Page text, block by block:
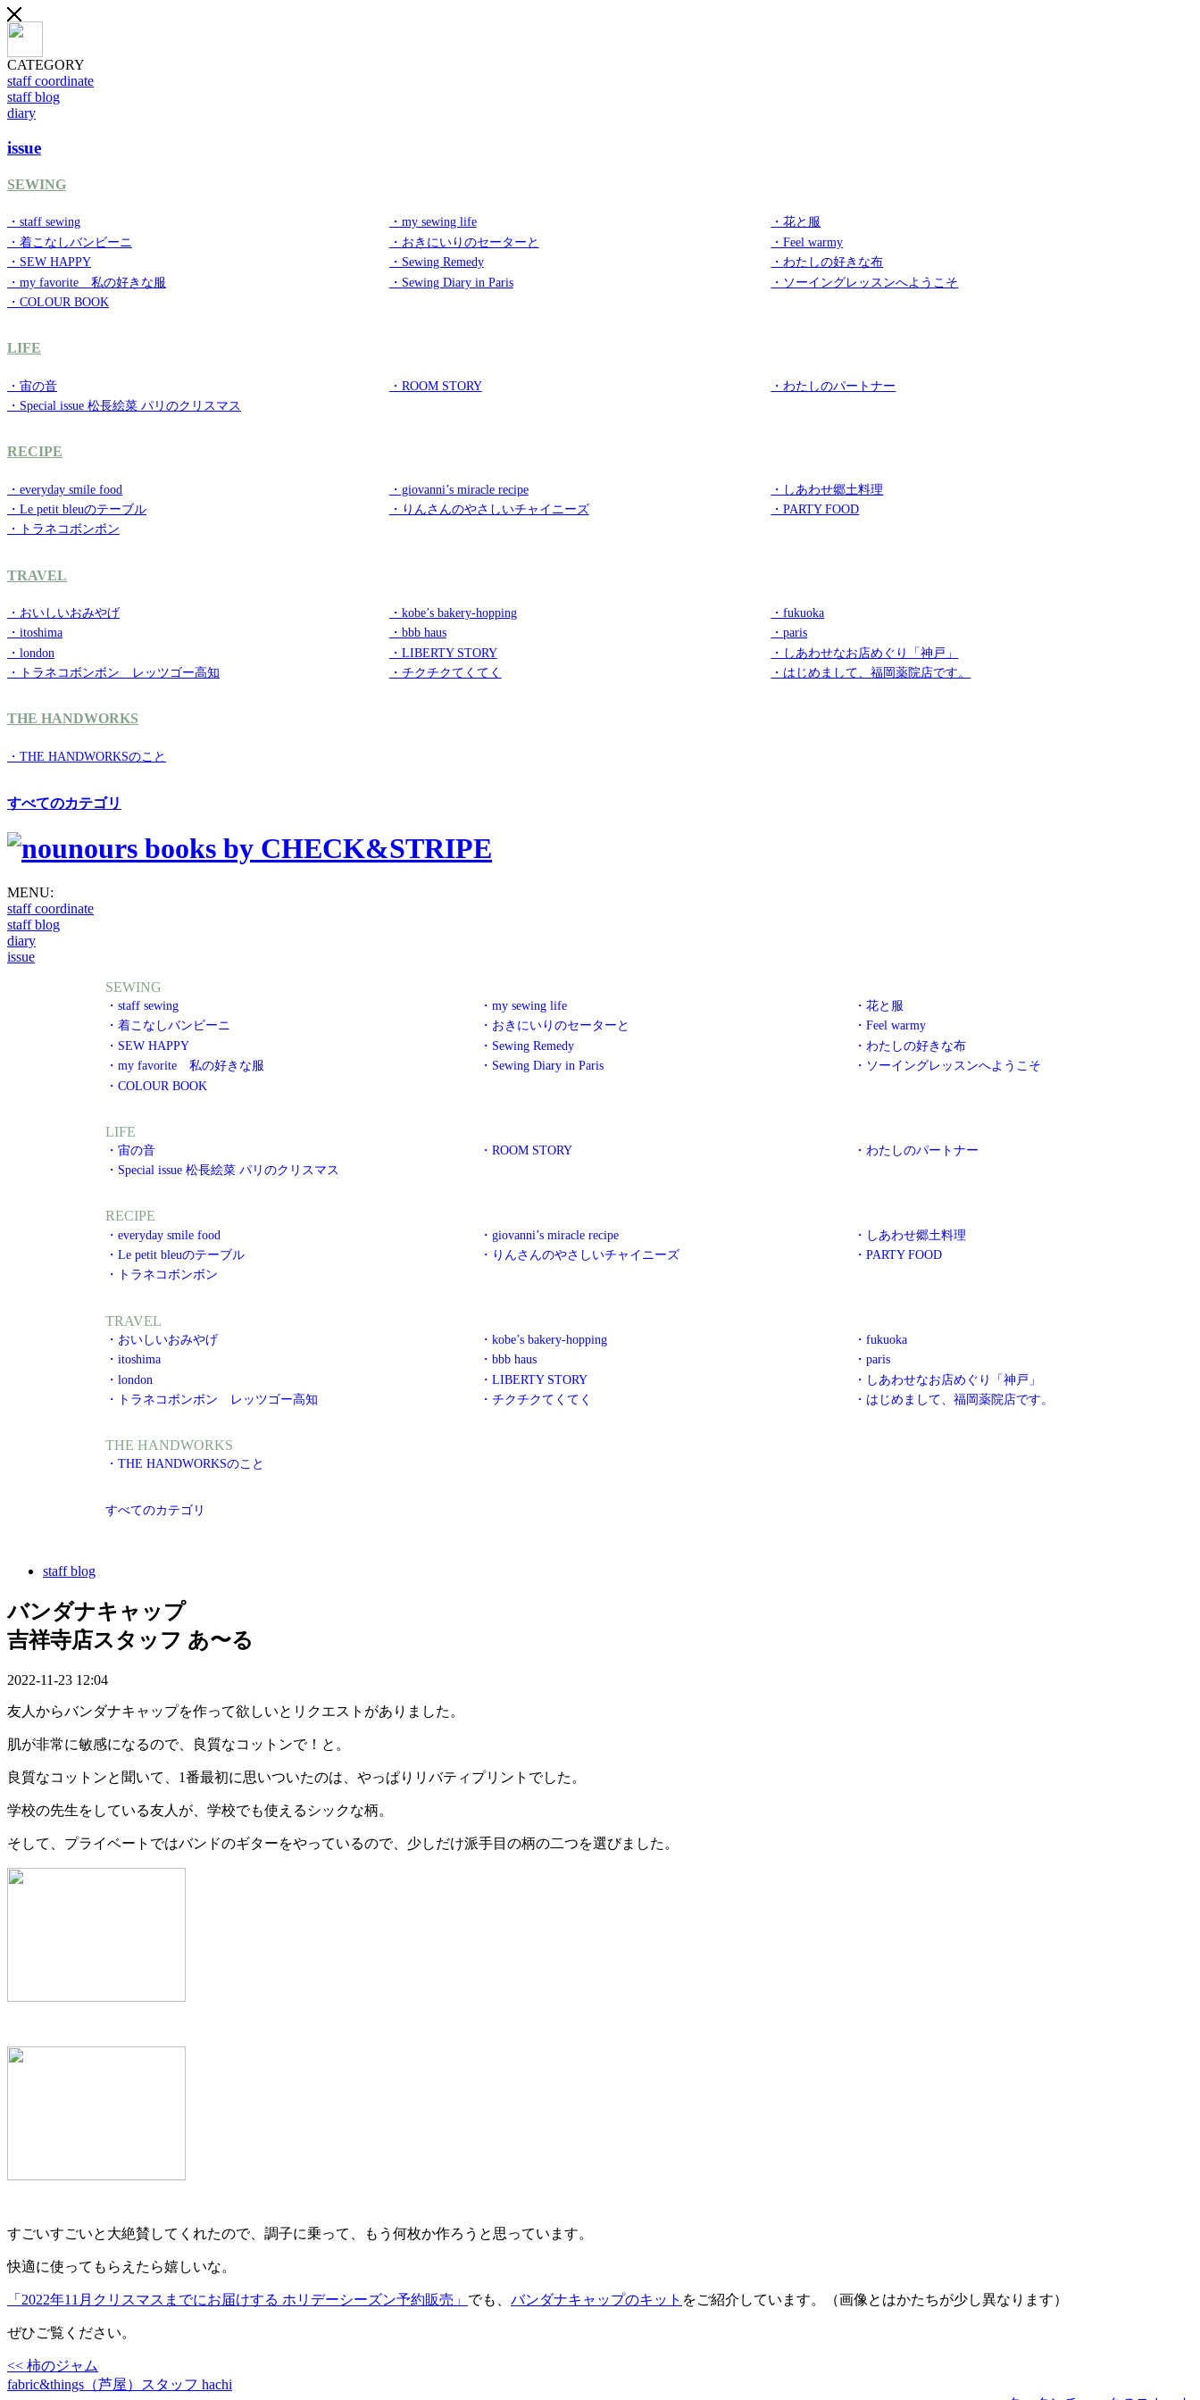
CATEGORY
staff coordinate
staff blog
diary
issue
SEWING
・staff sewing ・my sewing life
・花と服
・着こなしバンビーニ
・おきにいりのセーターと
・Feel warmy
・SEW HAPPY
・Sewing Remedy
・わたしの好きな布
・my favorite 私の好きな服
・Sewing Diary in Paris
・ソーイングレッスンへようこそ
・COLOUR BOOK
LIFE
・宙の音 ・ROOM STORY
・わたしのパートナー
・Special issue 松長絵菜 パリのクリスマス
RECIPE
・everyday smile food ・giovanni’s miracle recipe
・しあわせ郷土料理
・Le petit bleuのテーブル
・りんさんのやさしいチャイニーズ
・PARTY FOOD
・トラネコボンボン
TRAVEL
・おいしいおみやげ ・kobe’s bakery-hopping
・fukuoka
・itoshima
・bbb haus
・paris
・london
・LIBERTY STORY
・しあわせなお店めぐり「神戸」
・トラネコボンボン レッツゴー高知
・チクチクてくてく ・はじめまして、福岡薬院店です。
THE HANDWORKS
・THE HANDWORKSのこと
すべてのカテゴリ
MENU:
staff coordinate
staff blog
diary
issue
SEWING
・staff sewing ・my sewing life
・花と服
・着こなしバンビーニ
・おきにいりのセーターと
・Feel warmy
・SEW HAPPY
・Sewing Remedy
・わたしの好きな布
・my favorite 私の好きな服
・Sewing Diary in Paris
・ソーイングレッスンへようこそ
・COLOUR BOOK
LIFE
・宙の音 ・ROOM STORY
・わたしのパートナー
・Special issue 松長絵菜 パリのクリスマス
RECIPE
・everyday smile food ・giovanni’s miracle recipe
・しあわせ郷土料理
・Le petit bleuのテーブル
・りんさんのやさしいチャイニーズ
・PARTY FOOD
・トラネコボンボン
TRAVEL
・おいしいおみやげ ・kobe’s bakery-hopping
・fukuoka
・itoshima
・bbb haus
・paris
・london
・LIBERTY STORY
・しあわせなお店めぐり「神戸」
・トラネコボンボン レッツゴー高知
・チクチクてくてく ・はじめまして、福岡薬院店です。
THE HANDWORKS
・THE HANDWORKSのこと
すべてのカテゴリ
staff blog
バンダナキャップ
吉祥寺店スタッフ あ〜る
2022-11-23 12:04
友人からバンダナキャップを作って欲しいとリクエストがありました。
肌が非常に敏感になるので、良質なコットンで！と。
良質なコットンと聞いて、1番最初に思いついたのは、やっぱりリバティプリントでした。
学校の先生をしている友人が、学校でも使えるシックな柄。
そして、プライベートではバンドのギターをやっているので、少しだけ派手目の柄の二つを選びました。
すごいすごいと大絶賛してくれたので、調子に乗って、もう何枚か作ろうと思っています。
快適に使ってもらえたら嬉しいな。
「2022年11月クリスマスまでにお届けする ホリデーシーズン予約販売」 でも、 バンダナキャップのキット をご紹介しています。（画像とはかたちが少し異なります）
ぜひご覧ください。
<< 柿のジャム
fabric&things（芦屋）スタッフ hachi